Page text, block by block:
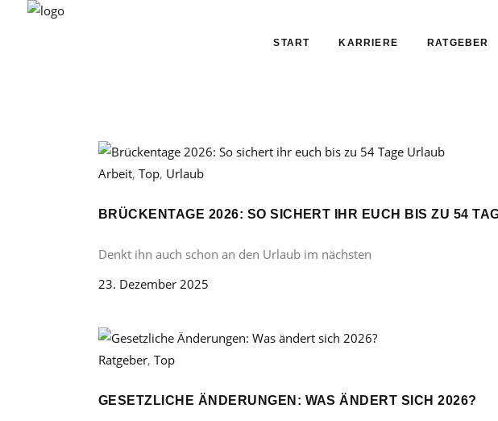
START KARRIERE RATGEBER
Arbeit, Top, Urlaub
BRÜCKENTAGE 2026: SO SICHERT IHR EUCH BIS ZU 54
Denkt ihn auch schon an den Urlaub im nächsten
23. Dezember 2025
Ratgeber, Top
GESETZLICHE ÄNDERUNGEN: WAS ÄNDERT SICH 2026?